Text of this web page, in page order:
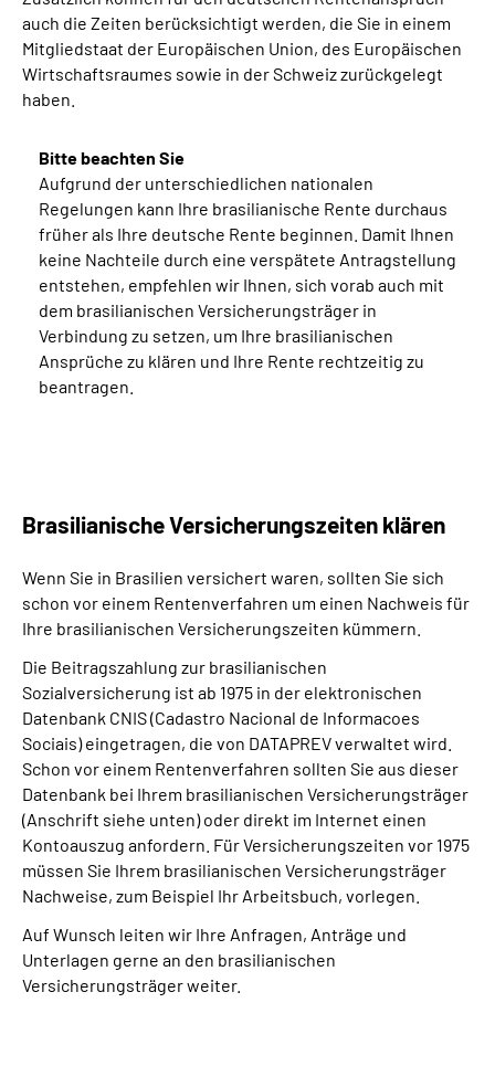
auch die Zeiten berücksichtigt werden, die Sie in einem
Mitgliedstaat der Europäischen Union, des Europäischen
Wirtschaftsraumes sowie in der Schweiz zurückgelegt
haben.
Bitte beachten Sie
Aufgrund der unterschiedlichen nationalen
Regelungen kann Ihre brasilianische Rente durchaus
früher als Ihre deutsche Rente beginnen. Damit Ihnen
keine Nachteile durch eine verspätete Antragstellung
entstehen, empfehlen wir Ihnen, sich vorab auch mit
dem brasilianischen Versicherungsträger in
Verbindung zu setzen, um Ihre brasilianischen
Ansprüche zu klären und Ihre Rente rechtzeitig zu
beantragen.
Brasilianische Versicherungszeiten klären
Wenn Sie in Brasilien versichert waren, sollten Sie sich
schon vor einem Rentenverfahren um einen Nachweis für
Ihre brasilianischen Versicherungszeiten kümmern.
Die Beitragszahlung zur brasilianischen
Sozialversicherung ist ab 1975 in der elektronischen
Datenbank CNIS (Cadastro Nacional de Informacoes
Sociais) eingetragen, die von DATAPREV verwaltet wird.
Schon vor einem Rentenverfahren sollten Sie aus dieser
Datenbank bei Ihrem brasilianischen Versicherungsträger
(Anschrift siehe unten) oder direkt im Internet einen
Kontoauszug anfordern. Für Versicherungszeiten vor 1975
müssen Sie Ihrem brasilianischen Versicherungsträger
Nachweise, zum Beispiel Ihr Arbeitsbuch, vorlegen.
Auf Wunsch leiten wir Ihre Anfragen, Anträge und
Unterlagen gerne an den brasilianischen
Versicherungsträger weiter.